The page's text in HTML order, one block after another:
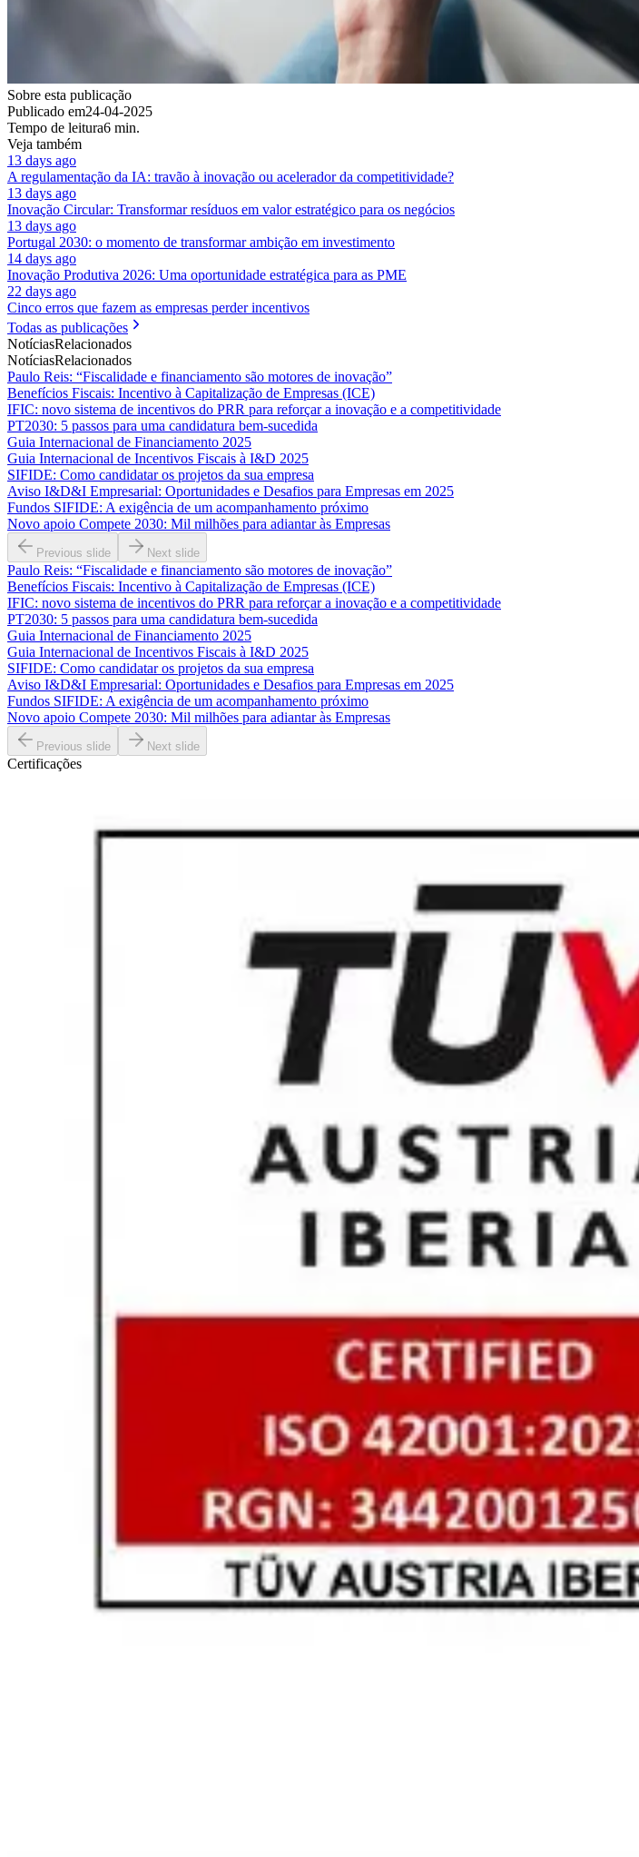
Sobre esta publicação
Publicado em24-04-2025
Tempo de leitura6 min.
Veja também
13 days ago
A regulamentação da IA: travão à inovação ou acelerador da competitividade?
13 days ago
Inovação Circular: Transformar resíduos em valor estratégico para os negócios
13 days ago
Portugal 2030: o momento de transformar ambição em investimento
14 days ago
Inovação Produtiva 2026: Uma oportunidade estratégica para as PME
22 days ago
Cinco erros que fazem as empresas perder incentivos
Todas as publicações
NotíciasRelacionados
NotíciasRelacionados
Paulo Reis: “Fiscalidade e financiamento são motores de inovação”
Benefícios Fiscais: Incentivo à Capitalização de Empresas (ICE)
IFIC: novo sistema de incentivos do PRR para reforçar a inovação e a competitividade
PT2030: 5 passos para uma candidatura bem-sucedida
Guia Internacional de Financiamento 2025
Guia Internacional de Incentivos Fiscais à I&D 2025
SIFIDE: Como candidatar os projetos da sua empresa
Aviso I&D&I Empresarial: Oportunidades e Desafios para Empresas em 2025
Fundos SIFIDE: A exigência de um acompanhamento próximo
Novo apoio Compete 2030: Mil milhões para adiantar às Empresas
Previous slide Next slide
Paulo Reis: “Fiscalidade e financiamento são motores de inovação”
Benefícios Fiscais: Incentivo à Capitalização de Empresas (ICE)
IFIC: novo sistema de incentivos do PRR para reforçar a inovação e a competitividade
PT2030: 5 passos para uma candidatura bem-sucedida
Guia Internacional de Financiamento 2025
Guia Internacional de Incentivos Fiscais à I&D 2025
SIFIDE: Como candidatar os projetos da sua empresa
Aviso I&D&I Empresarial: Oportunidades e Desafios para Empresas em 2025
Fundos SIFIDE: A exigência de um acompanhamento próximo
Novo apoio Compete 2030: Mil milhões para adiantar às Empresas
Previous slide Next slide
Certificações